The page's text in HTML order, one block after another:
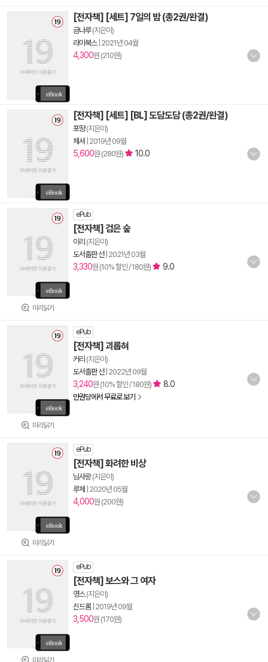
[전자책] [세트] 7일의 밤 (총2권/완결)
금나루(지은이)
라미북스| 2021년 04월
4,300원 (210원)
[전자책] [세트] [BL] 도담도담 (총2권/완결)
포땽(지은이)
체셔 2019년 09월
5,600원 (280원) 10.0
미리읽기
ePub
[전자책] 검은 숲
이리 (지은이)
도서출판 선| 2021년 03월
3,330원 (10% 할인 / 180원) 9.0
미리읽기
ePub
[전자책] 괴롭혀
커리 (지은이)
도서출판 선| 2022년 09월
3,240원 (10% 할인 / 180원) 8.0
만권당에서 무료로 보기
미리읽기
ePub
[전자책] 화려한 비상
님사랑(지은이)
루체
2020년 05월
4,000원 (200원)
미리읽기
ePub
[전자책] 보스와 그 여자
영스(지은이)
신드롬| 2019년 09월
3,500원 (170원)